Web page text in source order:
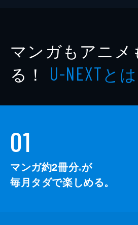
マンガもアニメ
る！ U-NEXTとは
01
マンガ約2冊分※が
毎月タダで楽しめる。